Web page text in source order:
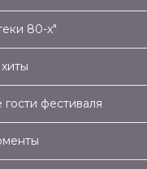
80-х"
фестиваля